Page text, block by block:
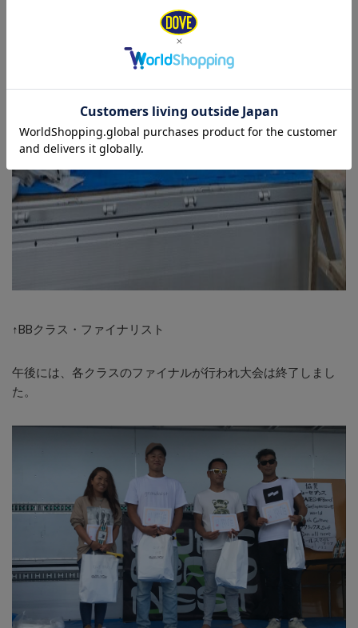
↑BBクラス・ファイナリスト
午後には、各クラスのファイナルが行われ大会は終了しまし
た。